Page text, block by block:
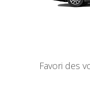
Favori des